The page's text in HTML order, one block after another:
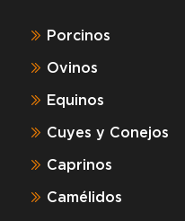
Porcinos
Ovinos
Equinos
Cuyes y Conejos
Caprinos
Camélidos